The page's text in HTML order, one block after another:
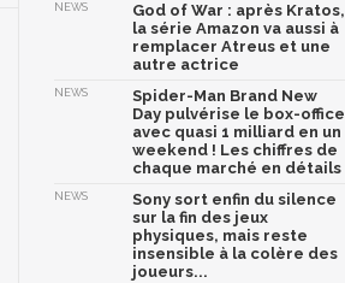
NEWS
God of War : après Kratos,
la série Amazon va aussi à
remplacer Atreus et une
autre actrice
NEWS
Spider-Man Brand New
Day pulvérise le box-office
avec quasi 1 milliard en un
weekend ! Les chiffres de
chaque marché en détails
NEWS
Sony sort enfin du silence
sur la fin des jeux
physiques, mais reste
insensible à la colère des
joueurs...